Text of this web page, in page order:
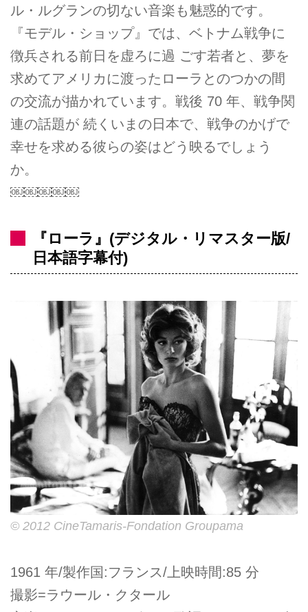
ル・ルグランの切ない音楽も魅惑的です。
『モデル・ショップ』では、ベトナム戦争に
徴兵される前日を虚ろに過 ごす若者と、夢を
求めてアメリカに渡ったローラとのつかの間
の交流が描かれています。戦後 70 年、戦争関
連の話題が 続くいまの日本で、戦争のかげで
幸せを求める彼らの姿はどう映るでしょう
か。
￼￼￼￼￼
『ローラ』(デジタル・リマスター版/
日本語字幕付)
© 2012 CineTamaris-Fondation Groupama
1961 年/製作国:フランス/上映時間:85 分
撮影=ラウール・クタール